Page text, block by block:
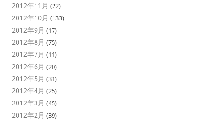
2012年11月 (22)
2012年10月 (133)
2012年9月 (17)
2012年8月 (75)
2012年7月 (11)
2012年6月 (20)
2012年5月 (31)
2012年4月 (25)
2012年3月 (45)
2012年2月 (39)